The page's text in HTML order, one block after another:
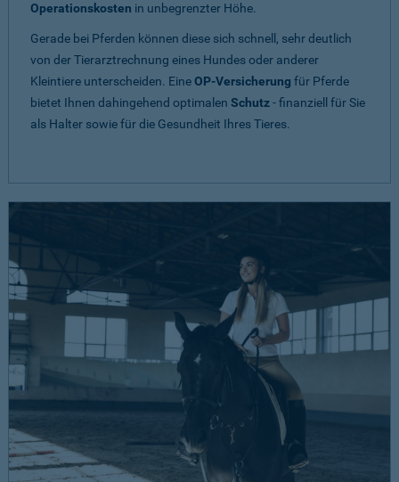
Operationskosten in unbegrenzter Höhe.
Gerade bei Pferden können diese sich schnell, sehr deutlich
von der Tierarztrechnung eines Hundes oder anderer
Kleintiere unterscheiden. EineOP-Versicherung für Pferde
bietet Ihnen dahingehend optimalen Schutz- finanziell für Sie
als Halter sowie für die Gesundheit Ihres Tieres.